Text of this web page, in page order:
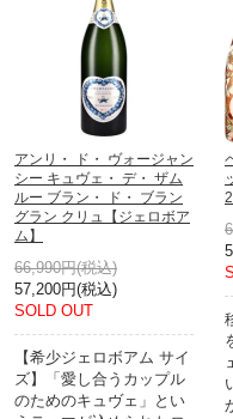
アンリ・ ド・ ヴォージャン
シー キュヴェ・ デ・ ザム
ルー ブラン・ ド・ ブラン
グラン クリュ【ジェロボア
ム】
66,990円(税込)
57,200円(税込)
SOLD OUT
【希少ジェロボアム サイ
ズ】「愛し合うカップル
のためのキュヴェ」とい